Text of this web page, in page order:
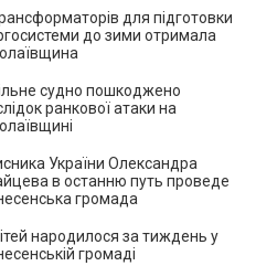
для підготовки
до зими отримала
судно пошкоджено
ранкової атаки на
України Олександра
в останню путь проведе
громада
народилося за тиждень у
громаді